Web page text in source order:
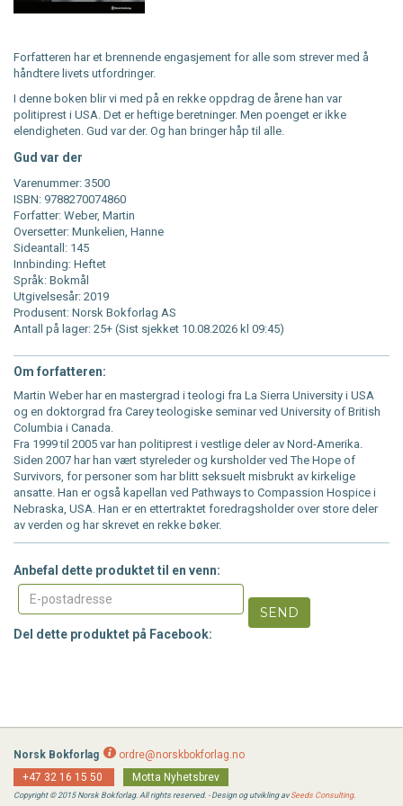
Forfatteren har et brennende engasjement for alle som strever med å
håndtere livets utfordringer.
I denne boken blir vi med på en rekke oppdrag de årene han var
politiprest i USA. Det er heftige beretninger. Men poenget er ikke
elendigheten. Gud var der. Og han bringer håp til alle.
Gud var der
Varenummer: 3500
ISBN: 9788270074860
Forfatter: Weber, Martin
Oversetter: Munkelien, Hanne
Sideantall: 145
Innbinding: Heftet
Språk: Bokmål
Utgivelsesår: 2019
Produsent: Norsk Bokforlag AS
Antall på lager: 25+ (Sist sjekket 10.08.2026 kl 09:45)
Om forfatteren:
Martin Weber har en mastergrad i teologi fra La Sierra University i USA
og en doktorgrad fra Carey teologiske seminar ved University of British
Columbia i Canada.
Fra 1999 til 2005 var han politiprest i vestlige deler av Nord-Amerika.
Siden 2007 har han vært styreleder og kursholder ved The Hope of
Survivors, for personer som har blitt seksuelt misbrukt av kirkelige
ansatte. Han er også kapellan ved Pathways to Compassion Hospice i
Nebraska, USA. Han er en ettertraktet foredragsholder over store deler
av verden og har skrevet en rekke bøker.
Anbefal dette produktet til en venn:
SEND
Del dette produktet på Facebook:
Norsk Bokforlag
ordre@norskbokforlag.no
+47 32 16 15 50
Motta Nyhetsbrev
Copyright © 2015 Norsk Bokforlag. All rights reserved. - Design og utvikling avSeeds Consulting.